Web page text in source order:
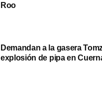
Roo
Demandan a la gasera
explosión de pipa en